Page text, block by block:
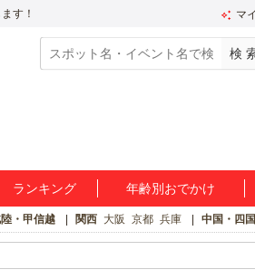
す！ マ
ランキング 年齢別おでかけ
・甲信越 関西 大阪 京都 兵庫 中国・四国